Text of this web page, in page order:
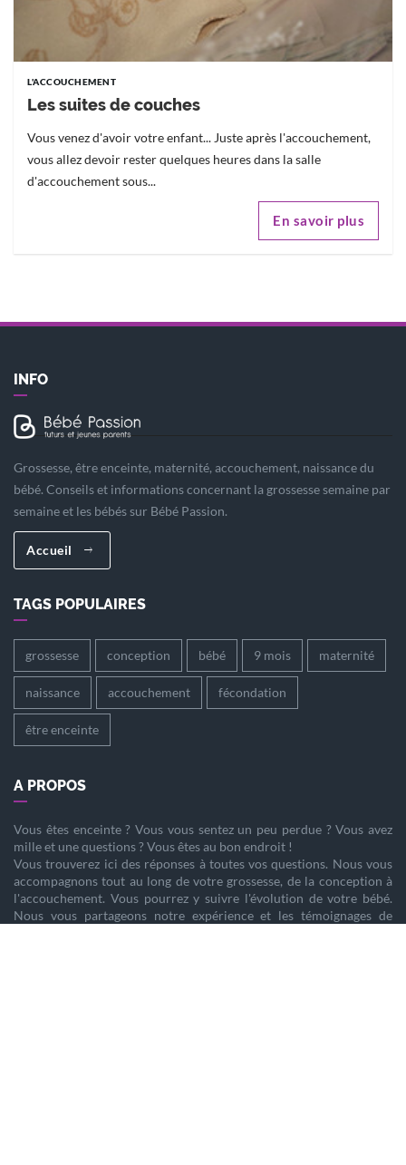
L'ACCOUCHEMENT
Les suites de couches
Vous venez d'avoir votre enfant... Juste après l'accouchement,
vous allez devoir rester quelques heures dans la salle
d'accouchement sous...
En savoir plus
INFO
Grossesse, être enceinte, maternité, accouchement, naissance du
bébé. Conseils et informations concernant la grossesse semaine par
semaine et les bébés sur Bébé Passion.
Accueil
TAGS POPULAIRES
grossesse conception bébé 9 mois maternité
naissance accouchement fécondation
être enceinte
A PROPOS
Vous êtes enceinte? Vous vous sentez un peu perdue ? Vous avez
mille et une questions ? Vous êtes au bon endroit !
Vous trouverez ici des réponses à toutes vos questions. Nous vous
accompagnons tout au long de votre grossesse, de la conception à
l'accouchement. Vous pourrez y suivre l'évolution de votre bébé.
Nous vous partageons notre expérience et les témoignages de